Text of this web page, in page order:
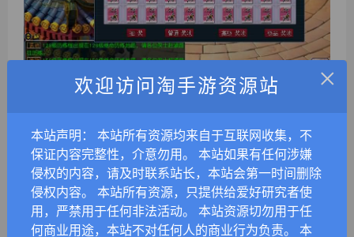
×
欢迎访问淘手游资源站
本站声明： 本站所有资源均来自于互联网收集，不
保证内容完整性，介意勿用。 本站如果有任何涉嫌
侵权的内容，请及时联系站长，本站会第一时间删除
侵权内容。 本站所有资源，只提供给爱好研究者使
用，严禁用于任何非法活动。 本站资源切勿用于任
何商业用途，本站不对任何人的商业行为负责。 本